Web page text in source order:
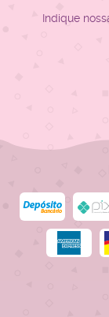
Indique